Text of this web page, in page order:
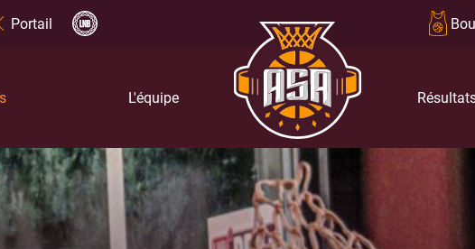
Portail
L'équipe